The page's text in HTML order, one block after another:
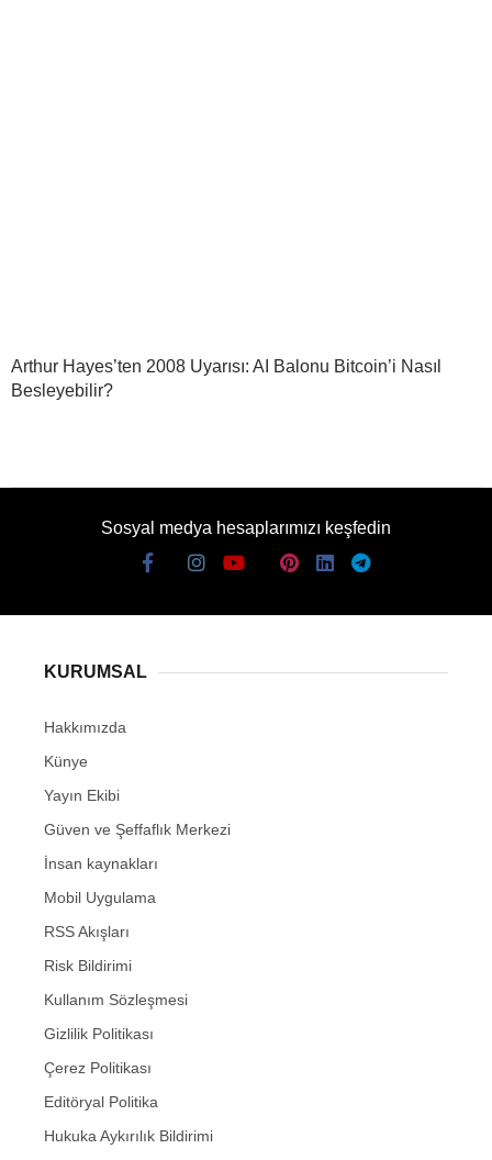
Arthur Hayes’ten 2008 Uyarısı: AI Balonu Bitcoin’i Nasıl
Besleyebilir?
Sosyal medya hesaplarımızı keşfedin
KURUMSAL
Hakkımızda
Künye
Yayın Ekibi
Güven ve Şeffaflık Merkezi
İnsan kaynakları
Mobil Uygulama
RSS Akışları
Risk Bildirimi
Kullanım Sözleşmesi
Gizlilik Politikası
Çerez Politikası
Editöryal Politika
Hukuka Aykırılık Bildirimi